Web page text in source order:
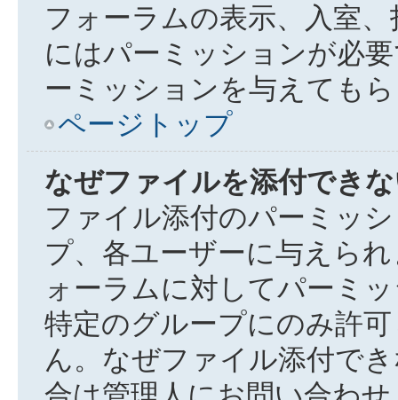
フォーラムの表示、入室
にはパーミッションが必
ーミッションを与えても
ページトップ
なぜファイルを添付でき
ファイル添付のパーミッ
プ、各ユーザーに与えら
ォーラムに対してパーミ
特定のグループにのみ許
ん。なぜファイル添付で